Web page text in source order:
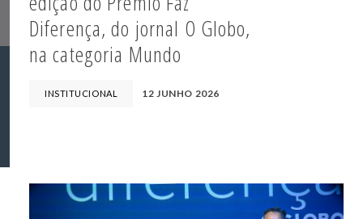
Diferença, do jornal O Globo,
na categoria Mundo
INSTITUCIONAL 12 JUNHO 2026